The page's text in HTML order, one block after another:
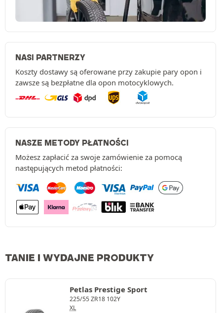
NASI PARTNERZY
Koszty dostawy są oferowane przy zakupie pary opon i
zawsze są bezpłatne dla opon motocyklowych.
NASZE METODY PŁATNOŚCI
Możesz zapłacić za swoje zamówienie za pomocą
następujących metod płatności:
TANIE I WYDAJNE PRODUKTY
Petlas Prestige Sport
225/55 ZR18 102Y
XL